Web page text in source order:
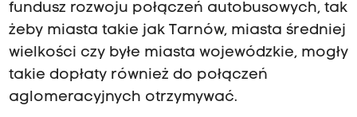
fundusz rozwoju połączeń autobusowych, tak
żeby miasta takie jak Tarnów, miasta średniej
wielkości czy byłe miasta wojewódzkie, mogły
takie dopłaty również do połączeń
aglomeracyjnych otrzymywać.